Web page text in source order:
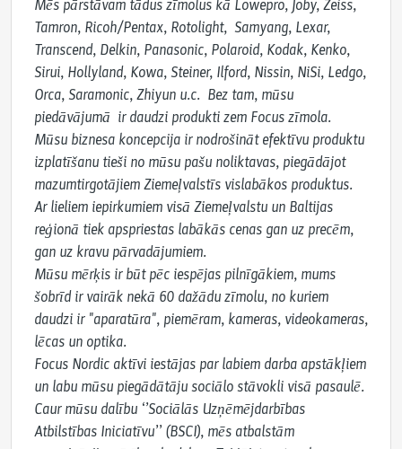
Mēs pārstāvam tādus zīmolus kā Lowepro, Joby, Zeiss,
Tamron, Ricoh/Pentax, Rotolight,  Samyang, Lexar,
Transcend, Delkin, Panasonic, Polaroid, Kodak, Kenko,
Sirui, Hollyland, Kowa, Steiner, Ilford, Nissin, NiSi, Ledgo,
Orca, Saramonic, Zhiyun u.c.  Bez tam, mūsu
piedāvājumā  ir daudzi produkti zem Focus zīmola.
Mūsu biznesa koncepcija ir nodrošināt efektīvu produktu
izplatīšanu tieši no mūsu pašu noliktavas, piegādājot
mazumtirgotājiem Ziemeļvalstīs vislabākos produktus.
Ar lieliem iepirkumiem visā Ziemeļvalstu un Baltijas
reģionā tiek apspriestas labākās cenas gan uz precēm,
gan uz kravu pārvadājumiem.
Mūsu mērķis ir būt pēc iespējas pilnīgākiem, mums
šobrīd ir vairāk nekā 60 dažādu zīmolu, no kuriem
daudzi ir "aparatūra", piemēram, kameras, videokameras,
lēcas un optika.
Focus Nordic aktīvi iestājas par labiem darba apstākļiem
un labu mūsu piegādātāju sociālo stāvokli visā pasaulē.
Caur mūsu dalību ‘’Sociālās Uzņēmējdarbības
Atbilstības Iniciatīvu’’ (BSCI), mēs atbalstām